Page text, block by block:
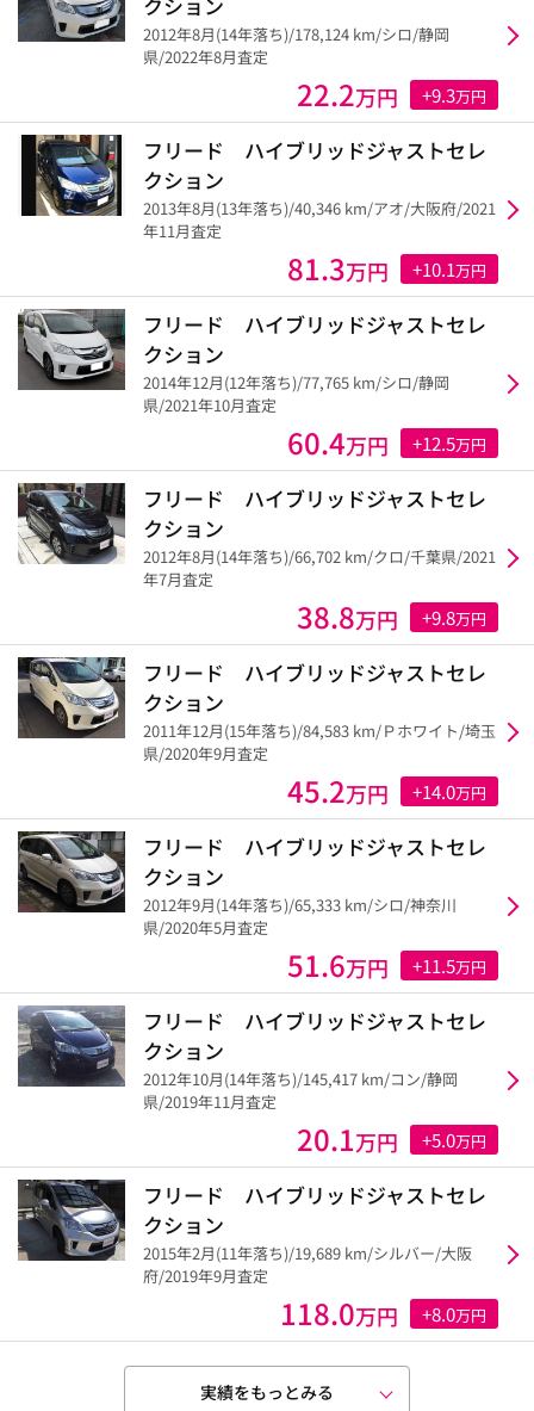
2012年8月(14年落ち)/178,124 km/シロ/静岡
県/2022年8月査定
22.2万円 +9.3万円
フリード ハイブリッドジャストセレ
クション
2013年8月(13年落ち)/40,346 km/アオ/大阪府/2021
年11月査定
81.3万円 +10.1万円
フリード ハイブリッドジャストセレ
クション
2014年12月(12年落ち)/77,765 km/シロ/静岡
県/2021年10月査定
60.4万円 +12.5万円
フリード ハイブリッドジャストセレ
クション
2012年8月(14年落ち)/66,702 km/クロ/千葉県/2021
年7月査定
38.8万円 +9.8万円
フリード ハイブリッドジャストセレ
クション
2011年12月(15年落ち)/84,583 km/Ｐホワイト/埼玉
県/2020年9月査定
45.2万円 +14.0万円
フリード ハイブリッドジャストセレ
クション
2012年9月(14年落ち)/65,333 km/シロ/神奈川
県/2020年5月査定
51.6万円 +11.5万円
フリード ハイブリッドジャストセレ
クション
2012年10月(14年落ち)/145,417 km/コン/静岡
県/2019年11月査定
20.1万円 +5.0万円
フリード ハイブリッドジャストセレ
クション
2015年2月(11年落ち)/19,689 km/シルバー/大阪
府/2019年9月査定
118.0万円 +8.0万円
実績をもっとみる